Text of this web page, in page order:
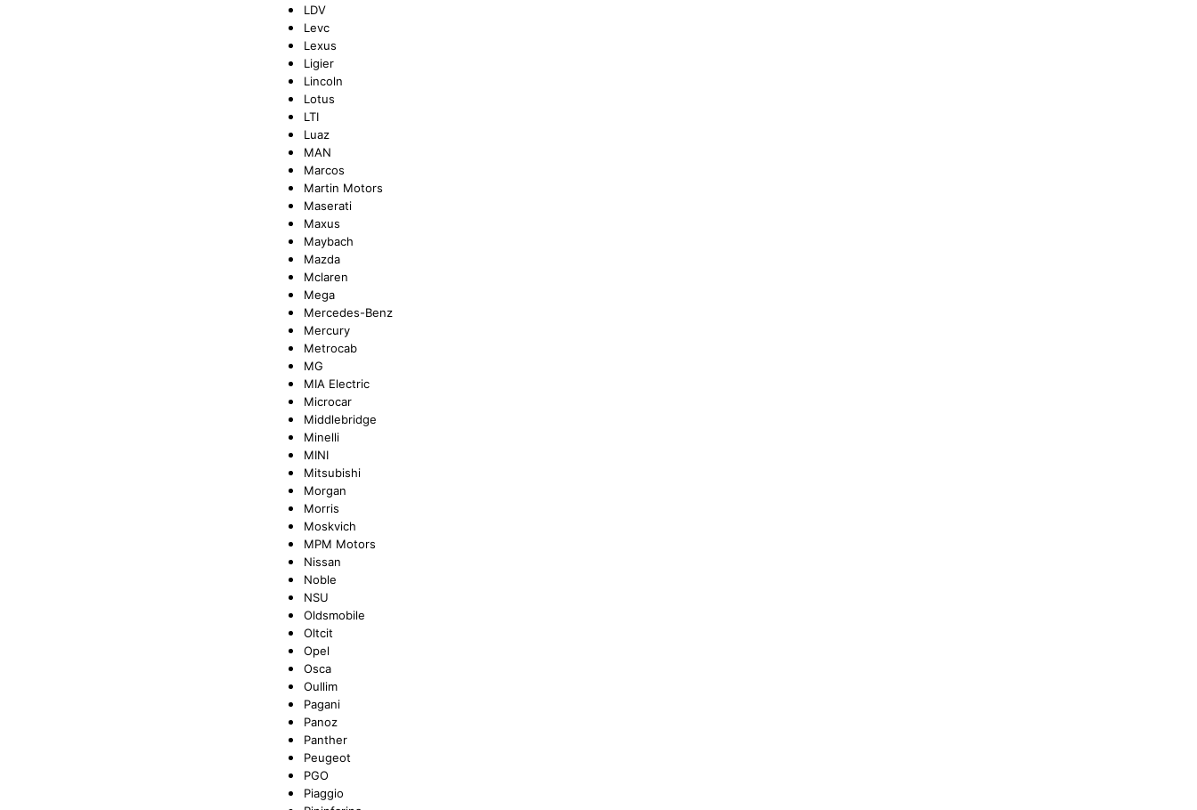
LDV
Levc
Lexus
Ligier
Lincoln
Lotus
LTI
Luaz
MAN
Marcos
Martin Motors
Maserati
Maxus
Maybach
Mazda
Mclaren
Mega
Mercedes-Benz
Mercury
Metrocab
MG
MIA Electric
Microcar
Middlebridge
Minelli
MINI
Mitsubishi
Morgan
Morris
Moskvich
MPM Motors
Nissan
Noble
NSU
Oldsmobile
Oltcit
Opel
Osca
Oullim
Pagani
Panoz
Panther
Peugeot
PGO
Piaggio